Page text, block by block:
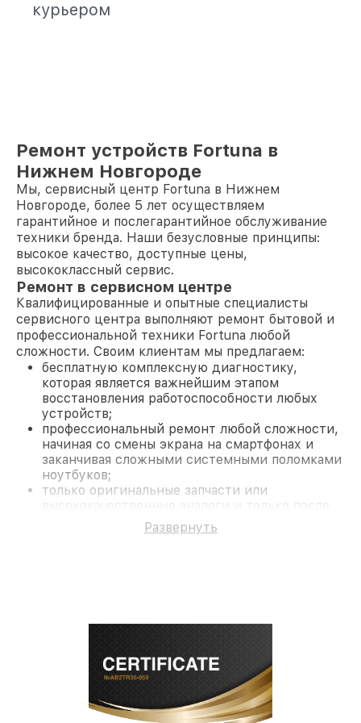
курьером
Ремонт устройств Fortuna в
Нижнем Новгороде
Мы, сервисный центр Fortuna в Нижнем
Новгороде, более 5 лет осуществляем
гарантийное и послегарантийное обслуживание
техники бренда. Наши безусловные принципы:
высокое качество, доступные цены,
высококлассный сервис.
Ремонт в сервисном центре
Квалифицированные и опытные специалисты
сервисного центра выполняют ремонт бытовой и
профессиональной техники Fortuna любой
сложности. Своим клиентам мы предлагаем:
бесплатную комплексную диагностику,
которая является важнейшим этапом
восстановления работоспособности любых
устройств;
профессиональный ремонт любой сложности,
начиная со смены экрана на смартфонах и
заканчивая сложными системными поломками
ноутбуков;
только оригинальные запчасти или
согласования с клиентом.
На все работы и замененные комплектующие
безупречной репутацией;
современное оборудование и
лицензированное ПО в ремонтно-
диагностических мастерских;
Развернуть